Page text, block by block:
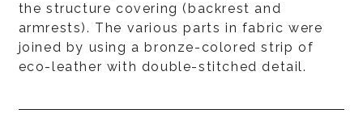
the structure covering (backrest and
armrests). The various parts in fabric were
joined by using a bronze-colored strip of
eco-leather with double-stitched detail.